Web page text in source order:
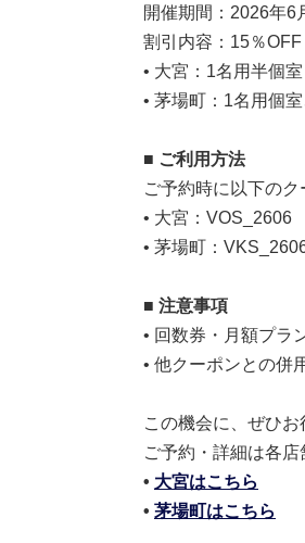
開催期間：2026年6
割引内容：15％OFF
• 大宮：1名用半個
• 茅場町：1名用個
■ ご利用方法
ご予約時に以下のク
• 大宮：VOS_2606
• 茅場町：
■ 注意事項
• 回数券・月額プラ
• 他クーポンとの併
この機会に、ぜひ
ご予約・詳細は各店
• 大宮はこちら
• 茅場町はこちら